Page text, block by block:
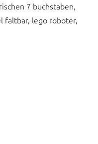
7 buchstaben,
faltbar, lego roboter,